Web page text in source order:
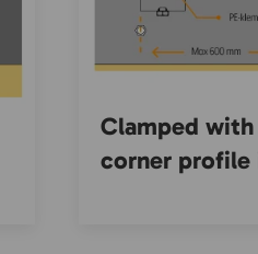
Clamped with
corner profile